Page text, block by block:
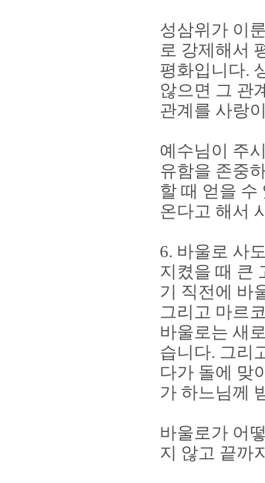
성삼위가 이
로 강제해서
평화입니다.
않으면 그 관
관계를 사랑
예수님이 주
유함을 존중
할 때 얻을 수
온다고 해서
6. 바울로 사
지켰을 때 큰
기 직전에 바
그리고 마르
바울로는 새
습니다. 그리
다가 돌에 맞
가 하느님께
바울로가 어
지 않고 끝까